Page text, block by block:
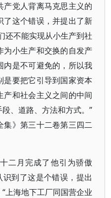
党人背离马克思主义的
了这个错误，并提出了新
还不能实现从小生产到社
为小生产和交换的自发产
内是不可避免的，所以我
要把它引导到国家资本
产和社会主义之间的中间
、道路、方法和方式。”
集》第三十二卷第三四二
二月完成了他引为骄傲
识到了这是个错误，提出
上海地下工厂同国营企业